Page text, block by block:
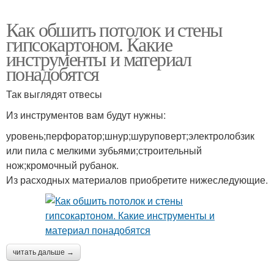
Как обшить потолок и стены
гипсокартоном. Какие
инструменты и материал
понадобятся
Так выглядят отвесы
Из инструментов вам будут нужны:
уровень;перфоратор;шнур;шуруповерт;электролобзик
или пила с мелкими зубьями;строительный
нож;кромочный рубанок.
Из расходных материалов приобретите нижеследующие.
читать дальше →